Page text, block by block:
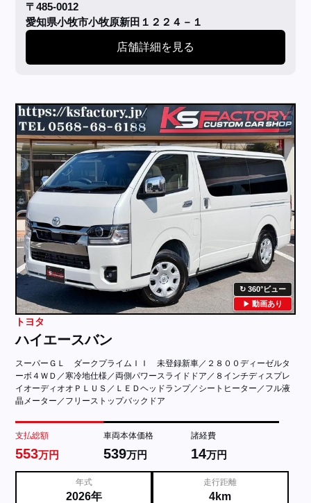
〒485-0012
愛知県小牧市小牧原新田１２２４－１
店舗詳細を見る
360°ビュー
動画あり
トヨタ
ハイエースバン
スーパーＧＬ ダークプライムＩＩ 未登録新車／２８００ディーゼルタ
ーボ４ＷＤ／寒冷地仕様／両側パワースライドドア／８インチディスプレ
イオーディオオＰＬＵＳ／ＬＥＤヘッドランプ／シートヒーター／フル液
晶メーター／フリーストップバックドア
支払総額
553万円
車両本体価格
539万円
諸経費
14万円
年式
2026年
走行距離
4km